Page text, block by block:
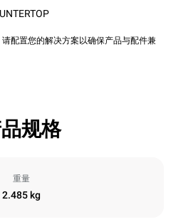
配置您的解决方案以确保产品与配件兼
规格
重量
2.485 kg